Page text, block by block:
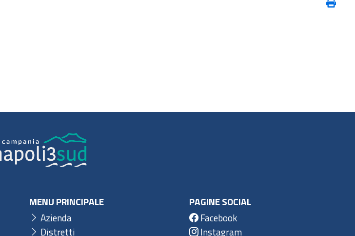
MENU PRINCIPALE
Azienda
Distretti
PAGINE SOCIAL
Facebook
Instagram